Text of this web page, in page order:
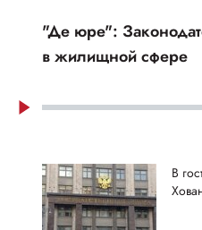
"Де юре":
в жилищной сфере
В